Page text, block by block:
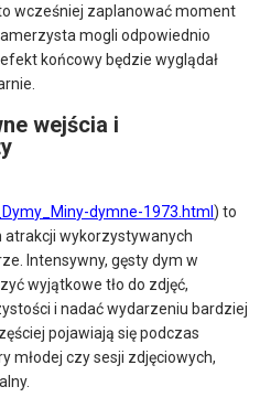
wcześniej zaplanować moment
mogli odpowiednio
końcowy będzie wyglądał
wejścia i
dymne-1973.html) to
wykorzystywanych
Intensywny, gęsty dym w
wyjątkowe tło do zdjęć,
i nadać wydarzeniu bardziej
pojawiają się podczas
młodej czy sesji zdjęciowych,